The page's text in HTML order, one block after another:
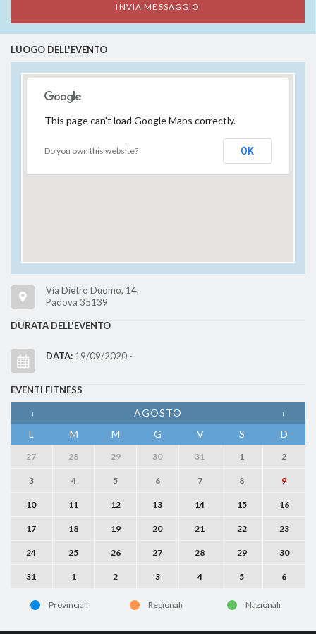
LUOGO DELL'EVENTO
This page can't load Google Maps correctly.
Do you own this website? OK
Via Dietro Duomo, 14,
Padova 35139
DURATA DELL'EVENTO
DATA: 19/09/2020 -
EVENTI FITNESS
‹ AGOSTO
›
L
M M G V S D
27 28 29 30 31 1 2
3 4 5 6 7 8 9
10 11 12 13 14 15 16
17 18 19 20 21 22 23
24 25 26 27 28 29 30
31 1 2 3 4 5 6
Provinciali Regionali Nazionali